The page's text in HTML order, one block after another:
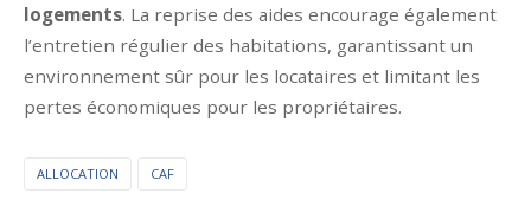
logements. La reprise des aides encourage également
l’entretien régulier des habitations, garantissant un
environnement sûr pour les locataires et limitant les
pertes économiques pour les propriétaires.
ALLOCATION CAF